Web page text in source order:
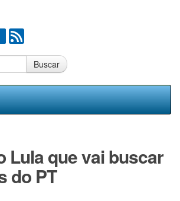
Buscar
Lula que vai buscar
do PT